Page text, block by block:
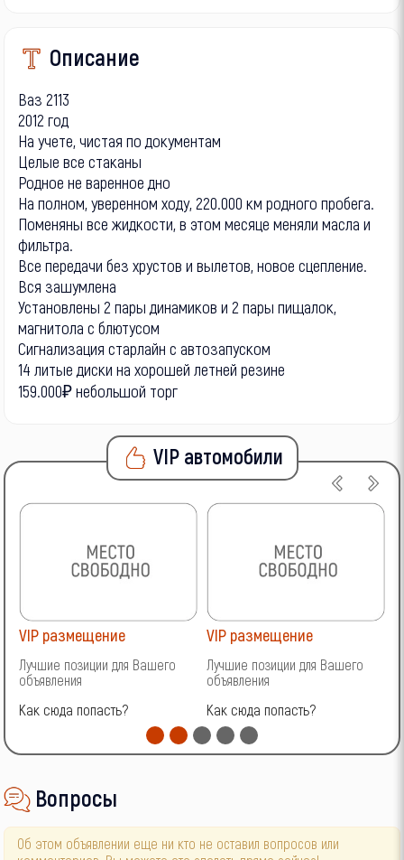
Описание
Ваз 2113
2012 год
На учете, чистая по документам
Целые все стаканы
Родное не варенное дно
На полном, уверенном ходу, 220.000 км родного пробега.
Поменяны все жидкости, в этом месяце меняли масла и
фильтра.
Все передачи без хрустов и вылетов, новое сцепление.
Вся зашумлена
Установлены 2 пары динамиков и 2 пары пищалок,
магнитола с блютусом
Сигнализация старлайн с автозапуском
14 литые диски на хорошей летней резине
159.000₽ небольшой торг
VIP автомобили
VIP размещение
Лучшие позиции для Вашего
объявления
Как сюда попасть?
VIP размещение
Лучшие позиции для Вашего
объявления
Как сюда попасть?
Вопросы
Об этом объявлении еще ни кто не оставил вопросов или